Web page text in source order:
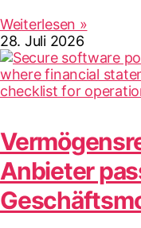
Weiterlesen »
28. Juli 2026
Anbieter